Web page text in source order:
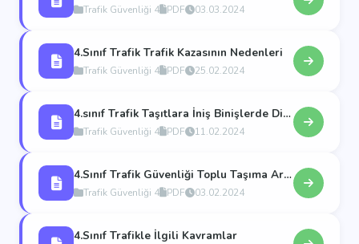
Trafik Güvenliği 4 PDF 03.03.2024
4.Sınıf Trafik Trafik Kazasının Nedenleri
Trafik Güvenliği 4 PDF 25.02.2024
4.sınıf Trafik Taşıtlara İniş Binişlerde Dikkat Edilmesi Gerekenler
Trafik Güvenliği 4 PDF 11.02.2024
4.Sınıf Trafik Güvenliği Toplu Taşıma Araçları
Trafik Güvenliği 4 PDF 03.02.2024
4.Sınıf Trafikle İlgili Kavramlar